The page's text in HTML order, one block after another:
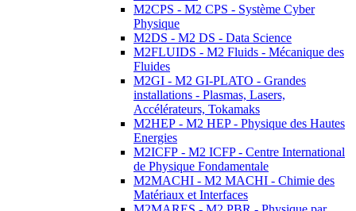
M2CPS - M2 CPS - Système Cyber
Physique
M2DS - M2 DS - Data Science
M2FLUIDS - M2 Fluids - Mécanique des
Fluides
M2GI - M2 GI-PLATO - Grandes
installations - Plasmas, Lasers,
Accélérateurs, Tokamaks
M2HEP - M2 HEP - Physique des Hautes
Energies
M2ICFP - M2 ICFP - Centre International
de Physique Fondamentale
M2MACHI - M2 MACHI - Chimie des
Matériaux et Interfaces